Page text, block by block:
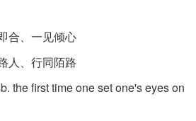
合、一见倾心
人、行同陌路
the first time one set one's eyes on